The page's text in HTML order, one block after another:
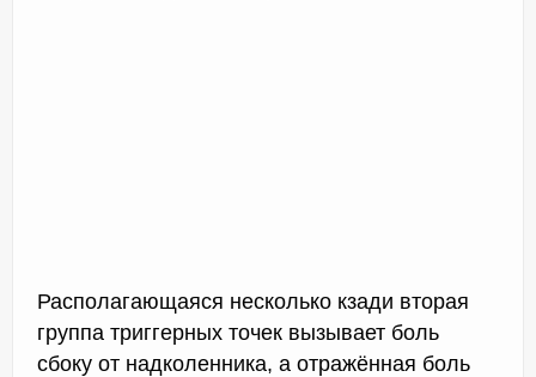
Располагающаяся несколько кзади вторая
группа триггерных точек вызывает боль
сбоку от надколенника, а отражённая боль